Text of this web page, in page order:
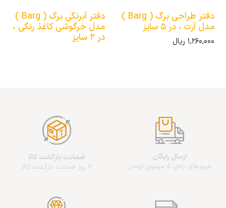
دفتر طراحی برگ ( Barg )
مدل آرت ، در 5 سایز
1,260,000 ریال
دفتر آبرنگی برگ ( Barg )
مدل خرگوشی کاغذ رنگی ،
در 2 سایز
ارسال رایگان
خریدهای بالای 5 میلیون تومان
ضمانت بازگشت کالا
7 روز ضمانت بازگشت کالا